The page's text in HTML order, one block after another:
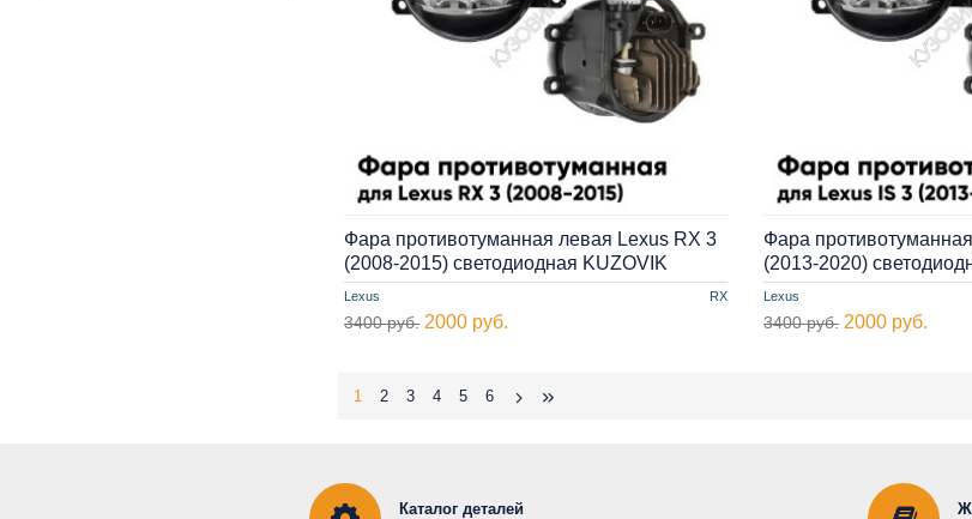
Lexus RX
Фара противотуманная левая Lexus RX 3
(2008-2015) cветодиодная KUZOVIK
3400 руб. 2000 руб.
Lexus
Фара
(2013-2020)
3400 руб. 2000 руб.
1 2 3 4 5 6
Каталог деталей